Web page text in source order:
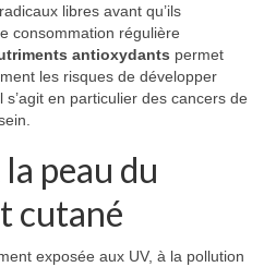
libres avant qu’ils
consommation régulière
antioxydants permet
les risques de développer
s’agit en particulier des cancers de
peau du
cutané
exposée aux UV, à la pollution